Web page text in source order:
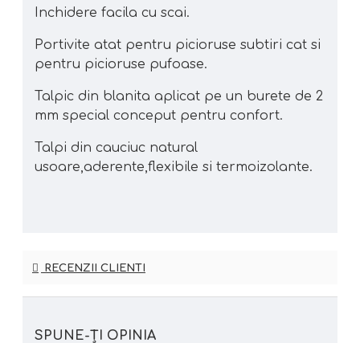
Inchidere facila cu scai.
Portivite atat pentru picioruse subtiri cat si
pentru picioruse pufoase.
Talpic din blanita aplicat pe un burete de 2
mm special conceput pentru confort.
Talpi din cauciuc natural
usoare,aderente,flexibile si termoizolante.
RECENZII CLIENTI
SPUNE-ŢI OPINIA